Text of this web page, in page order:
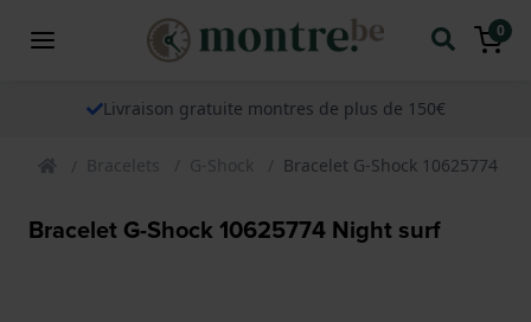
0
Livraison gratuite montres de plus de 150€
Bracelets G-Shock Bracelet G-Shock 10625774
Bracelet G-Shock 10625774 Night surf